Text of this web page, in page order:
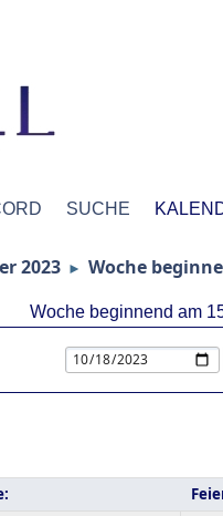
SUCHE
2023 ► Woche
Woche beginnend am